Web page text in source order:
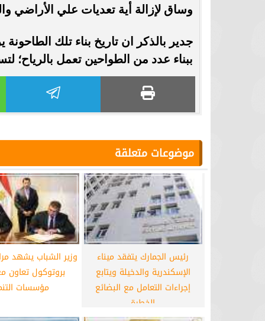
وساق لإزالة أية تعديات علي الأراضي
ببناء عدد من الطواحين تعمل
موضوعات متعلقة
رئيس الجمارك يتفقد ميناء
الإسكندرية والدخيلة ويتابع
إجراءات التعامل مع البضائع
الخطرة
وزير الشباب يشهد
بروتوكول تعاون
مؤسسات
بن شرقي حلقة الوصل بين عموتة ولاعبي
الأهلي.. تفاصيل
برشلونة يقترب